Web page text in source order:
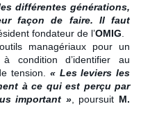
différentes générations,
façon de faire. Il faut
fondateur de l’OMIG.
managériaux pour un
condition d’identifier au
tension. « Les leviers les
à ce qui est perçu par
important », poursuit M.